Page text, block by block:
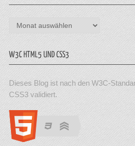
Archiv
W3C HTML5 UND CSS3
Dieses Blog ist nach den W3C-
CSS3 validiert.